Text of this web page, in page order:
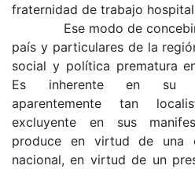
fraternidad de trabajo
Ese modo de concebir
país y particulares de la
social y política prematura
Es inherente en su
aparentemente tan
excluyente en sus
produce en virtud de una
nacional, en virtud de un